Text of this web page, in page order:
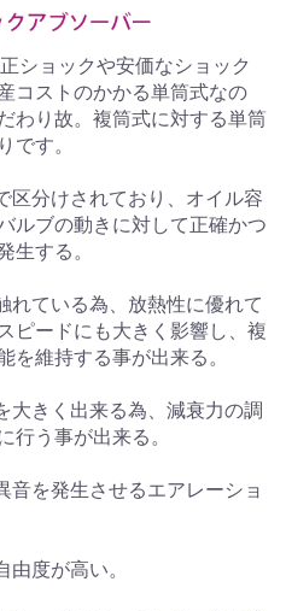
ショックや安価なショック
コストのかかる単筒式なの
わり故。複筒式に対する単筒
です。
区分けされており、オイル容
ルブの動きに対して正確かつ
生する。
れている為、放熱性に優れて
ピードにも大きく影響し、複
を維持する事が出来る。
大きく出来る為、減衰力の調
行う事が出来る。
音を発生させるエアレーショ
度が高い。